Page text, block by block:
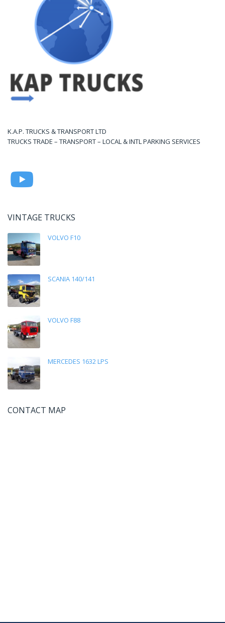
K.A.P. TRUCKS & TRANSPORT LTD
TRUCKS TRADE – TRANSPORT – LOCAL & INTL PARKING SERVICES
VINTAGE TRUCKS
VOLVO F10
SCANIA 140/141
VOLVO F88
MERCEDES 1632 LPS
CONTACT MAP